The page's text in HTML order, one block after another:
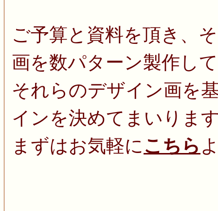
ご予算と資料を頂き、
画を数パターン製作し
それらのデザイン画を
インを決めてまいりま
まずはお気軽にこちら